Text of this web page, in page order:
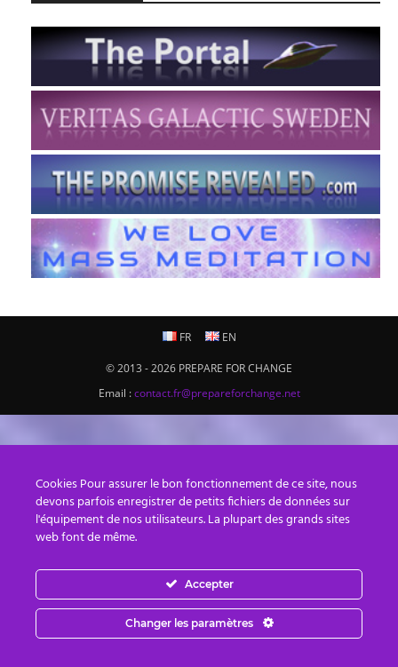
FR EN
© 2013 - 2026 PREPARE FOR CHANGE
Email : contact.fr@prepareforchange.net
Cookies Pour assurer le bon fonctionnement de ce site, nous
devons parfois enregistrer de petits fichiers de données sur
l'équipement de nos utilisateurs. La plupart des grands sites
web font de même.
Accepter
Changer les paramètres